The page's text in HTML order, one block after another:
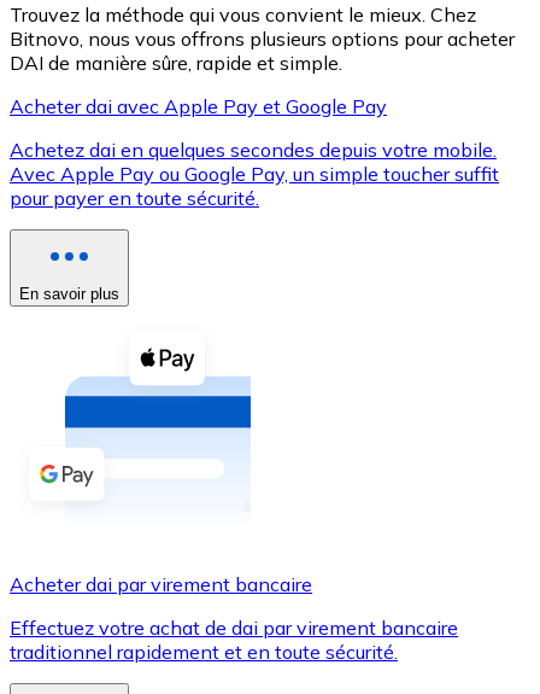
XRP
XRP
Voir toutes
Coupons crypto
Acheter avec espèces
Virement SEPA
Ajoutez des fonds à votre compte Bitnovo ou
Utilisez les cartes Visa et Mastercard pour acheter
Acheter avec carte
Boutique - Cartes
Trouvez la méthode qui vous convient le mieux. Chez
Bitnovo, nous vous offrons plusieurs options pour acheter
DAI de manière sûre, rapide et simple.
Acheter dai avec Apple Pay et Google Pay
Achetez dai en quelques secondes depuis votre mobile.
Avec Apple Pay ou Google Pay, un simple toucher suffit
pour payer en toute sécurité.
En savoir plus
Acheter dai par virement bancaire
Effectuez votre achat de dai par virement bancaire
traditionnel rapidement et en toute sécurité.